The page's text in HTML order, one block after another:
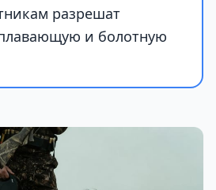
разрешат
и болотную